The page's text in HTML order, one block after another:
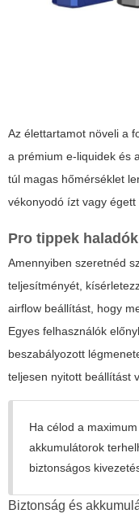
Az élettartamot növeli a
a prémium e-liquidek és
túl magas hőmérséklet
vékonyodó ízt vagy
Pro tippek
Amennyiben szeretnéd
teljesítményét,
airflow beállítást, hogy
Egyes felhasználók
beszabályozott
teljesen nyitott beállítást
Ha célod a
akkumulátorok
biztonságos
Biztonság és